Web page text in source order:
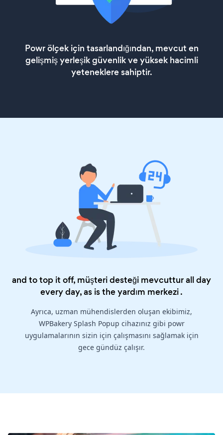
Powr ölçek için tasarlandığından, mevcut en
gelişmiş yerleşik güvenlik ve yüksek hacimli
yeteneklere sahiptir.
and to top it off, müşteri desteği mevcuttur all day
every day, as is theyardım merkezi.
Ayrıca, uzman mühendislerden oluşan ekibimiz,
WPBakery Splash Popup cihazınız gibi powr
uygulamalarının sizin için çalışmasını sağlamak için
gece gündüz çalışır.